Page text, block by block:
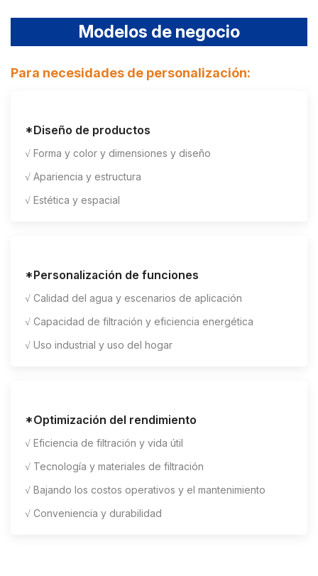
Modelos de negocio
Para necesidades de personalización:
*Diseño de productos
√ Forma y color y dimensiones y diseño
√ Apariencia y estructura
√ Estética y espacial
*Personalización de funciones
√ Calidad del agua y escenarios de aplicación
√ Capacidad de filtración y eficiencia energética
√ Uso industrial y uso del hogar
*Optimización del rendimiento
√ Eficiencia de filtración y vida útil
√ Tecnología y materiales de filtración
√ Bajando los costos operativos y el mantenimiento
√ Conveniencia y durabilidad